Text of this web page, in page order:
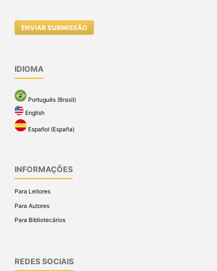
ENVIAR SUBMISSÃO
IDIOMA
Português (Brasil)
English
Español (España)
INFORMAÇÕES
Para Leitores
Para Autores
Para Bibliotecários
REDES SOCIAIS